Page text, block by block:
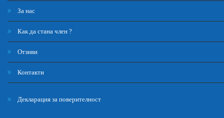
За нас
Как да стана член ?
Отзиви
Контакти
Декларация за поверителност